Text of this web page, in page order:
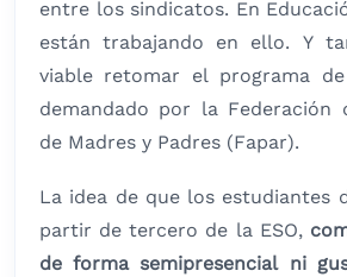
entre los sindicatos. En
están trabajando en ello. Y
viable retomar el programa de
demandado por la Federación
de Madres y Padres (Fapar).
La idea de que los estudiantes
partir de tercero de la ESO,
de forma semipresencial ni